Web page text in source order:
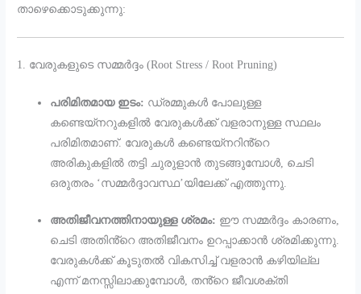
താഴെക്കൊടുക്കുന്നു:
1. വേരുകളുടെ സമ്മർദ്ദം (Root Stress / Root Pruning)
പരിമിതമായ ഇടം: ഡ്രമ്മുകൾ പോലുള്ള
കണ്ടെയ്‌നറുകളിൽ വേരുകൾക്ക് വളരാനുള്ള സ്ഥലം
പരിമിതമാണ്. വേരുകൾ കണ്ടെയ്‌നറിൻ്റെ
അരികുകളിൽ തട്ടി ചുരുളാൻ തുടങ്ങുമ്പോൾ, ചെടി
ഒരുതരം ‘സമ്മർദ്ദാവസ്ഥ’യിലേക്ക് എത്തുന്നു.
അതിജീവനത്തിനായുള്ള ശ്രമം: ഈ സമ്മർദ്ദം കാരണം,
ചെടി അതിൻ്റെ അതിജീവനം ഉറപ്പാക്കാൻ ശ്രമിക്കുന്നു.
വേരുകൾക്ക് കൂടുതൽ വികസിച്ച് വളരാൻ കഴിയില്ല
എന്ന് മനസ്സിലാക്കുമ്പോൾ, തൻ്റെ ജീവശക്തി